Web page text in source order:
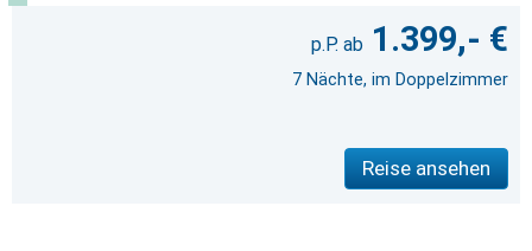
1.399,- €
7 Nächte, im Doppelzimmer
Reise ansehen